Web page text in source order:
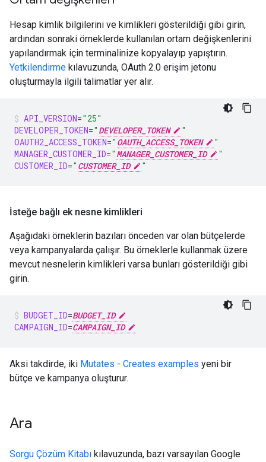
Hesap kimlik bilgilerini ve kimlikleri gösterildiği gibi girin,
ardından sonraki örneklerde kullanılan ortam değişkenlerini
yapılandırmak için terminalinize kopyalayıp yapıştırın.
Yetkilendirme kılavuzunda, OAuth 2.0 erişim jetonu
oluşturmayla ilgili talimatlar yer alır.
API_VERSION="25"
DEVELOPER_TOKEN=" DEVELOPER_TOKEN
"
OAUTH2_ACCESS_TOKEN=" OAUTH_ACCESS_TOKEN
"
MANAGER_CUSTOMER_ID=" MANAGER_CUSTOMER_ID
"
CUSTOMER_ID=" CUSTOMER_ID "
İsteğe bağlı ek nesne kimlikleri
Aşağıdaki örneklerin bazıları önceden var olan bütçelerde
veya kampanyalarda çalışır. Bu örneklerle kullanmak üzere
mevcut nesnelerin kimlikleri varsa bunları gösterildiği gibi
girin.
BUDGET_ID=BUDGET_ID
CAMPAIGN_ID=CAMPAIGN_ID
Aksi takdirde, iki Mutates - Creates examples yeni bir
bütçe ve kampanya oluşturur.
Ara
Sorgu Çözüm Kitabı kılavuzunda, bazı varsayılan Google